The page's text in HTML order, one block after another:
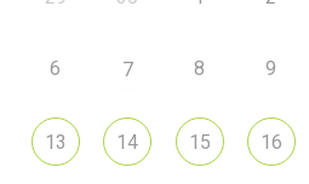
6 7 8 9
13 14 15 16